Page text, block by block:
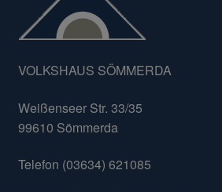
VOLKSHAUS SÖMMERDA
Weißenseer Str. 33/35
99610 Sömmerda
Telefon (03634) 621085